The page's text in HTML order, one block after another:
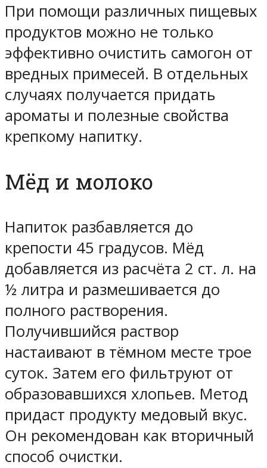
При помощи различных пищевых
продуктов можно не только
эффективно очистить самогон от
вредных примесей. В отдельных
случаях получается придать
ароматы и полезные свойства
крепкому напитку.
Мёд и молоко
Напиток разбавляется до
крепости 45 градусов. Мёд
добавляется из расчёта 2 ст. л. на
½ литра и размешивается до
полного растворения.
Получившийся раствор
настаивают в тёмном месте трое
суток. Затем его фильтруют от
образовавшихся хлопьев. Метод
придаст продукту медовый вкус.
Он рекомендован как вторичный
способ очистки.